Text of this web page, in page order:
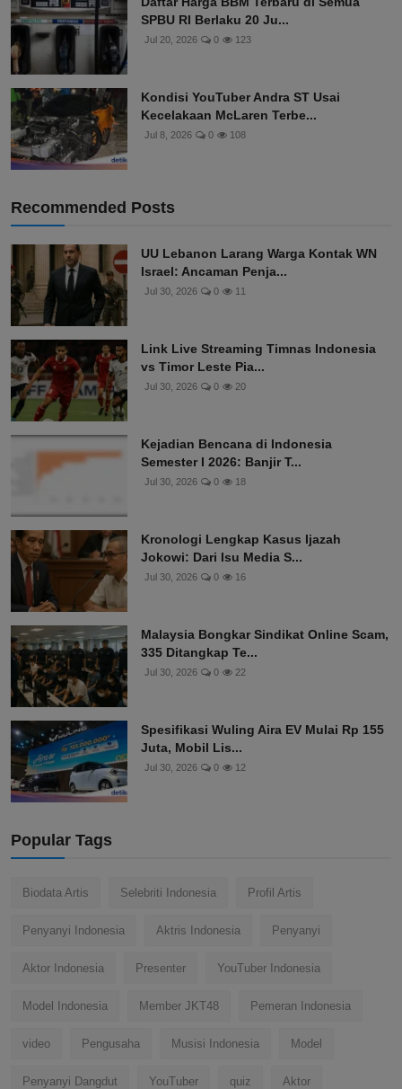
SPBU RI Berlaku 20 Ju...
Jul 20, 2026 0 123
Kondisi YouTuber Andra ST Usai
Kecelakaan McLaren Terbe...
Jul 8, 2026 0 108
Recommended Posts
UU Lebanon Larang Warga Kontak WN
Israel: Ancaman Penja...
Jul 30, 2026 0 11
Link Live Streaming Timnas Indonesia
vs Timor Leste Pia...
Jul 30, 2026 0 20
Kejadian Bencana di Indonesia
Semester I 2026: Banjir T...
Jul 30, 2026 0 18
Kronologi Lengkap Kasus Ijazah
Jokowi: Dari Isu Media S...
Jul 30, 2026 0 16
Malaysia Bongkar Sindikat Online Scam,
335 Ditangkap Te...
Jul 30, 2026 0 22
Spesifikasi Wuling Aira EV Mulai Rp 155
Juta, Mobil Lis...
Jul 30, 2026 0 12
Popular Tags
Biodata Artis Selebriti Indonesia Profil Artis
Penyanyi Indonesia Aktris Indonesia Penyanyi
Aktor Indonesia Presenter YouTuber Indonesia
Model Indonesia Member JKT48 Pemeran Indonesia
video Pengusaha Musisi Indonesia Model
Penyanyi Dangdut YouTuber quiz Aktor